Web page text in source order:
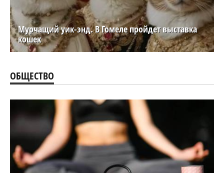
Мурчащий уик-энд. В Гомеле пройдет выставка
кошек
ОБЩЕСТВО